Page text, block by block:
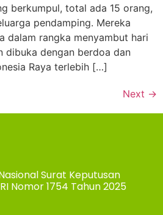
berkumpul, total ada 15 orang,
pendamping. Mereka
dalam rangka menyambut hari
dibuka dengan berdoa dan
Raya terlebih […]
Next →
Surat Keputusan
Nomor 1754 Tahun 2025